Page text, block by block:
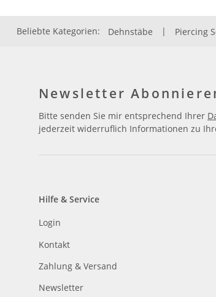
Beliebte Kategorien: Dehnstäbe | Piercing
Newsletter
Bitte senden Sie mir entsprechend Ihrer
jederzeit widerruflich Informationen zu
Hilfe & Service
Login
Kontakt
Zahlung & Versand
Newsletter